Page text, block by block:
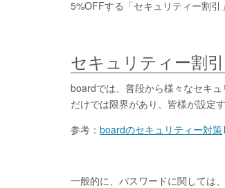
5%OFFする「セキュリティー割引
セキュリティー割
boardでは、普段から様々なセキ
だけでは限界があり、皆様が設定
参考： boardのセキュリティー対策
一般的に、パスワードに関しては